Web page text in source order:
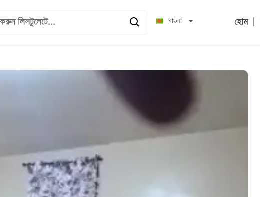
বাংলা হোম